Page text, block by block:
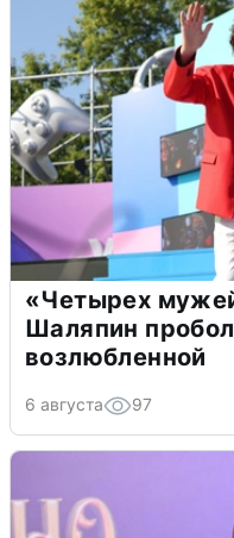
«Четырех
Шаляпин
возлюбленной
6 августа 97